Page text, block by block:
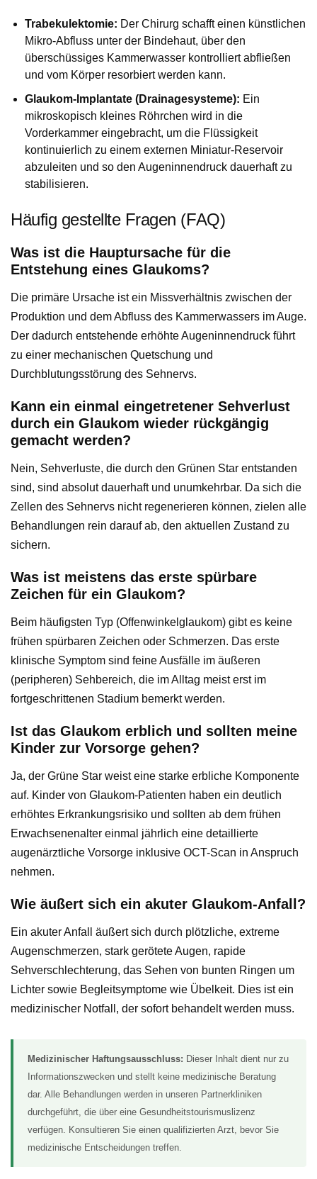
Trabekulektomie: Der Chirurg schafft einen künstlichen
Mikro-Abfluss unter der Bindehaut, über den
überschüssiges Kammerwasser kontrolliert abfließen
und vom Körper resorbiert werden kann.
Glaukom-Implantate (Drainagesysteme): Ein
mikroskopisch kleines Röhrchen wird in die
Vorderkammer eingebracht, um die Flüssigkeit
kontinuierlich zu einem externen Miniatur-Reservoir
abzuleiten und so den Augeninnendruck dauerhaft zu
stabilisieren.
Häufig gestellte Fragen (FAQ)
Was ist die Hauptursache für die
Entstehung eines Glaukoms?
Die primäre Ursache ist ein Missverhältnis zwischen der
Produktion und dem Abfluss des Kammerwassers im Auge.
Der dadurch entstehende erhöhte Augeninnendruck führt
zu einer mechanischen Quetschung und
Durchblutungsstörung des Sehnervs.
Kann ein einmal eingetretener Sehverlust
durch ein Glaukom wieder rückgängig
gemacht werden?
Nein, Sehverluste, die durch den Grünen Star entstanden
sind, sind absolut dauerhaft und unumkehrbar. Da sich die
Zellen des Sehnervs nicht regenerieren können, zielen alle
Behandlungen rein darauf ab, den aktuellen Zustand zu
sichern.
Was ist meistens das erste spürbare
Zeichen für ein Glaukom?
Beim häufigsten Typ (Offenwinkelglaukom) gibt es keine
frühen spürbaren Zeichen oder Schmerzen. Das erste
klinische Symptom sind feine Ausfälle im äußeren
(peripheren) Sehbereich, die im Alltag meist erst im
fortgeschrittenen Stadium bemerkt werden.
Ist das Glaukom erblich und sollten meine
Kinder zur Vorsorge gehen?
Ja, der Grüne Star weist eine starke erbliche Komponente
auf. Kinder von Glaukom-Patienten haben ein deutlich
erhöhtes Erkrankungsrisiko und sollten ab dem frühen
Erwachsenenalter einmal jährlich eine detaillierte
augenärztliche Vorsorge inklusive OCT-Scan in Anspruch
nehmen.
Wie äußert sich ein akuter Glaukom-Anfall?
Ein akuter Anfall äußert sich durch plötzliche, extreme
Augenschmerzen, stark gerötete Augen, rapide
Sehverschlechterung, das Sehen von bunten Ringen um
Lichter sowie Begleitsymptome wie Übelkeit. Dies ist ein
medizinischer Notfall, der sofort behandelt werden muss.
Medizinischer Haftungsausschluss: Dieser Inhalt dient nur zu
Informationszwecken und stellt keine medizinische Beratung
dar. Alle Behandlungen werden in unseren Partnerkliniken
durchgeführt, die über eine Gesundheitstourismuslizenz
verfügen. Konsultieren Sie einen qualifizierten Arzt, bevor Sie
medizinische Entscheidungen treffen.